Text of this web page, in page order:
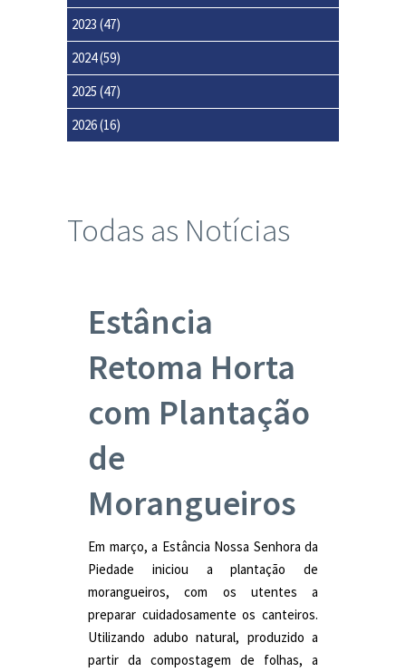
2023 (47)
2024(59)
2025 (47)
2026(16)
Todas as Notícias
Estância
Retoma Horta
com Plantação
de
Morangueiros
Em março, a Estância Nossa Senhora da
Piedade iniciou a plantação de
morangueiros, com os utentes a
preparar cuidadosamente os canteiros.
Utilizando adubo natural, produzido a
partir da compostagem de folhas, a